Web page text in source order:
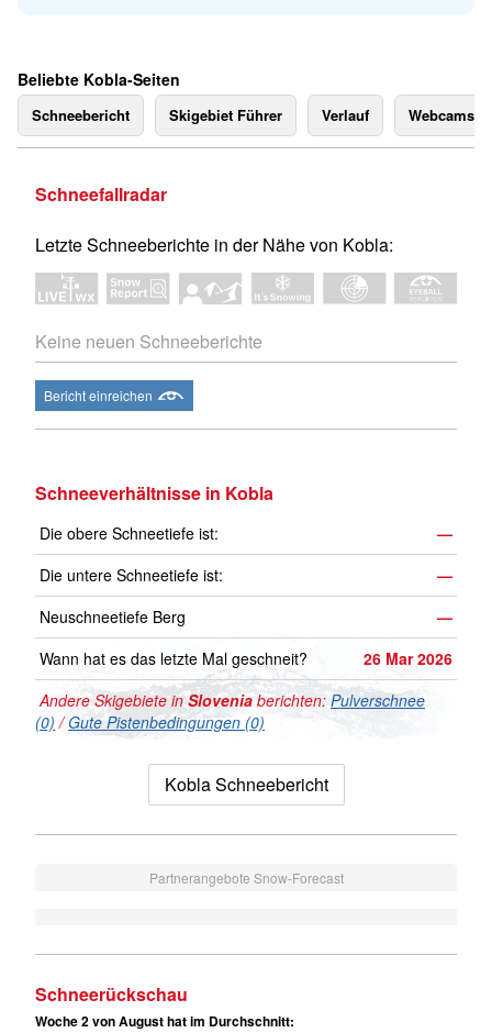
Beliebte Kobla-Seiten
Schneebericht Skigebiet Führer Verlauf Webcams
Schneefallradar
Letzte Schneeberichte in der Nähe von Kobla:
Keine neuen Schneeberichte
Bericht einreichen
Schneeverhältnisse in Kobla
Die obere Schneetiefe ist:
—
Die untere Schneetiefe ist:
—
Neuschneetiefe Berg
—
Wann hat es das letzte Mal geschneit?
26 Mar 2026
Andere Skigebiete inSlovenia berichten: Pulverschnee
(0) /Gute Pistenbedingungen (0)
Kobla Schneebericht
Partnerangebote Snow-Forecast
Schneerückschau
Woche 2 von August hat im Durchschnitt: